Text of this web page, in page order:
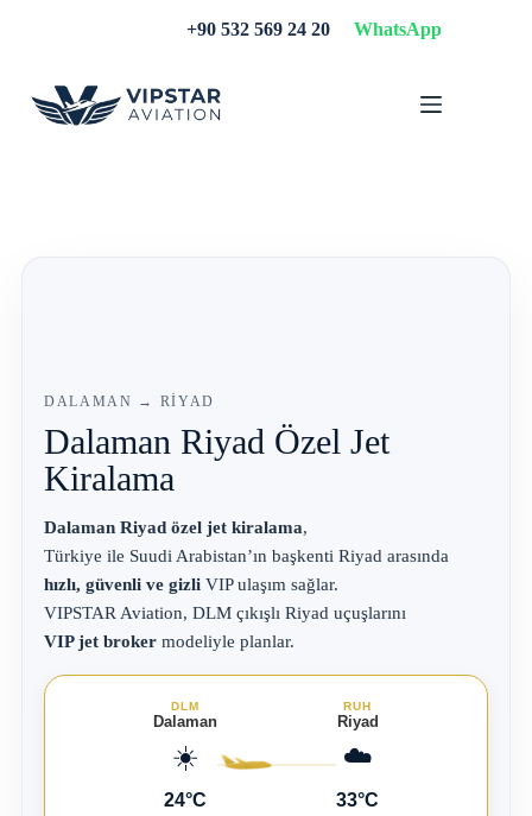
+90 532 569 24 20 WhatsApp
DALAMAN → RİYAD
Dalaman Riyad Özel Jet
Kiralama
Dalaman Riyad özel jet kiralama,
Türkiye ile Suudi Arabistan’ın başkenti Riyad arasında
hızlı, güvenli ve gizliVIP ulaşım sağlar.
VIPSTAR Aviation, DLM çıkışlı Riyad uçuşlarını
VIP jet brokermodeliyle planlar.
DLM
Dalaman
☀️
24°C
RUH
Riyad
☁️
33°C